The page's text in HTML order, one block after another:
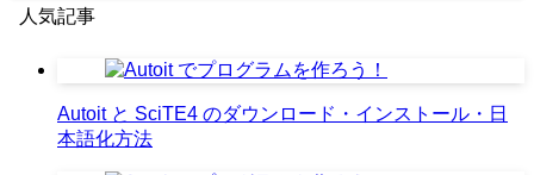
人気記事
Autoit と SciTE4 のダウンロード・インストール・日
本語化方法